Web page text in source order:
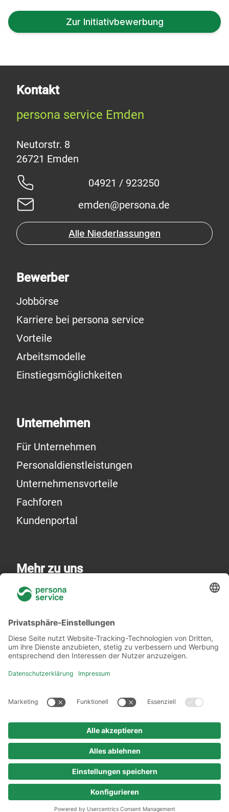
Zur Initiativbewerbung
Kontakt
persona service Emden
Neutorstr. 8
04921 / 923250
emden@persona.de
Alle Niederlassungen
Bewerber
Jobbörse
Karriere bei persona service
Vorteile
Arbeitsmodelle
Einstiegsmöglichkeiten
Unternehmen
Für Unternehmen
Personaldienstleistungen
Unternehmensvorteile
Fachforen
Kundenportal
Mehr zu uns
Über uns
Akademie
Rechtliches
Datenschutzerklärung
Verhaltenskodex
Urheberrechtshinweis
Impressum
© 2025 persona service AG & Co. KG